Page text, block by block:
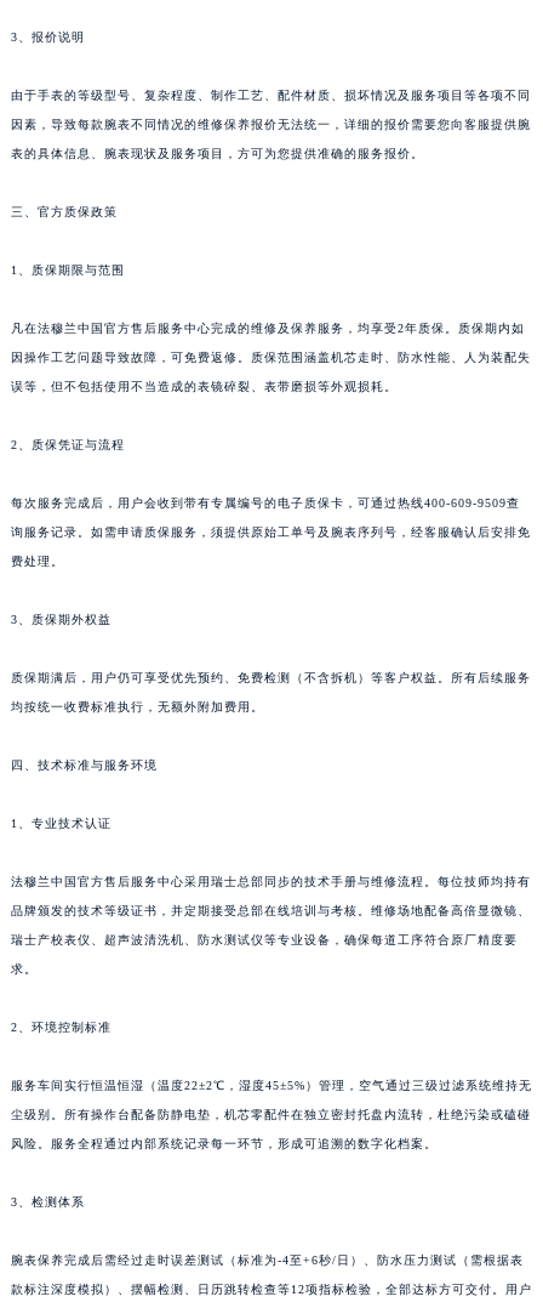
3、报价说明
由于手表的等级型号、复杂程度、制作工艺、配件材质、损坏情况及服务项目等各项不同
因素，导致每款腕表不同情况的维修保养报价无法统一，详细的报价需要您向客服提供腕
表的具体信息、腕表现状及服务项目，方可为您提供准确的服务报价。
三、官方质保政策
1、质保期限与范围
凡在法穆兰中国官方售后服务中心完成的维修及保养服务，均享受2年质保。质保期内如
因操作工艺问题导致故障，可免费返修。质保范围涵盖机芯走时、防水性能、人为装配失
误等，但不包括使用不当造成的表镜碎裂、表带磨损等外观损耗。
2、质保凭证与流程
每次服务完成后，用户会收到带有专属编号的电子质保卡，可通过热线400-609-9509查
询服务记录。如需申请质保服务，须提供原始工单号及腕表序列号，经客服确认后安排免
费处理。
3、质保期外权益
质保期满后，用户仍可享受优先预约、免费检测（不含拆机）等客户权益。所有后续服务
均按统一收费标准执行，无额外附加费用。
四、技术标准与服务环境
1、专业技术认证
法穆兰中国官方售后服务中心采用瑞士总部同步的技术手册与维修流程。每位技师均持有
品牌颁发的技术等级证书，并定期接受总部在线培训与考核。维修场地配备高倍显微镜、
瑞士产校表仪、超声波清洗机、防水测试仪等专业设备，确保每道工序符合原厂精度要
求。
2、环境控制标准
服务车间实行恒温恒湿（温度22±2℃，湿度45±5%）管理，空气通过三级过滤系统维持无
尘级别。所有操作台配备防静电垫，机芯零配件在独立密封托盘内流转，杜绝污染或磕碰
风险。服务全程通过内部系统记录每一环节，形成可追溯的数字化档案。
3、检测体系
腕表保养完成后需经过走时误差测试（标准为-4至+6秒/日）、防水压力测试（需根据表
款标注深度模拟）、摆幅检测、日历跳转检查等12项指标检验，全部达标方可交付。用户